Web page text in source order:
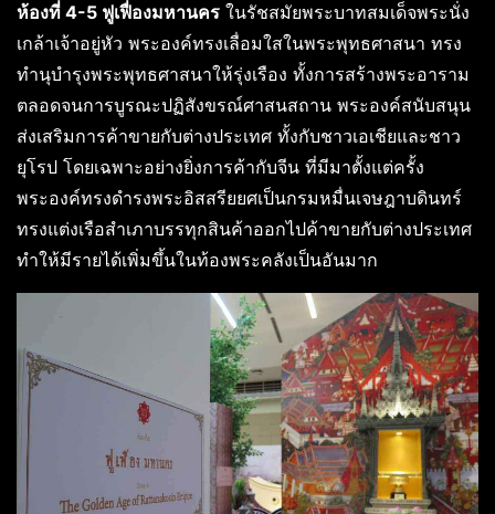
ห้องที่ 4-5 ฟูเฟื่องมหานคร ในรัชสมัยพระบาทสมเด็จพระนั่ง
เกล้าเจ้าอยู่หัว พระองค์ทรงเลื่อมใสในพระพุทธศาสนา ทรง
ทำนุบำรุงพระพุทธศาสนาให้รุ่งเรือง ทั้งการสร้างพระอาราม
ตลอดจนการบูรณะปฏิสังขรณ์ศาสนสถาน พระองค์สนับสนุน
ส่งเสริมการค้าขายกับต่างประเทศ ทั้งกับชาวเอเชียและชาว
ยุโรป โดยเฉพาะอย่างยิ่งการค้ากับจีน ที่มีมาตั้งแต่ครั้ง
พระองค์ทรงดำรงพระอิสสรียยศเป็นกรมหมื่นเจษฎาบดินทร์
ทรงแต่งเรือสำเภาบรรทุกสินค้าออกไปค้าขายกับต่างประเทศ
ทำให้มีรายได้เพิ่มขึ้นในท้องพระคลังเป็นอันมาก